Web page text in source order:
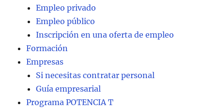
Empleo privado
Empleo público
Inscripción en una oferta de empleo
Formación
Empresas
Si necesitas contratar personal
Guía empresarial
Programa POTENCIA T